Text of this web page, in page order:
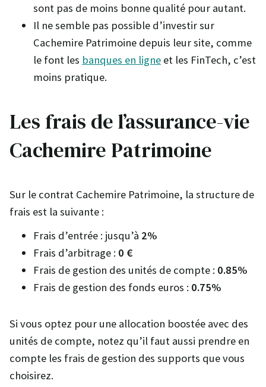
sont pas de moins bonne qualité pour autant.
Il ne semble pas possible d’investir sur
Cachemire Patrimoine depuis leur site, comme
le font les banques en ligne et les FinTech, c’est
moins pratique.
Les frais de l’assurance-vie
Cachemire Patrimoine
Sur le contrat Cachemire Patrimoine, la structure de
frais est la suivante :
Frais d’entrée : jusqu’à 2%
Frais d’arbitrage : 0 €
Frais de gestion des unités de compte : 0.85%
Frais de gestion des fonds euros : 0.75%
Si vous optez pour une allocation boostée avec des
unités de compte, notez qu’il faut aussi prendre en
compte les frais de gestion des supports que vous
choisirez.